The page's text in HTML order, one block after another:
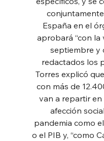
España en el
aprobará “con la
septiembre y
redactados los
Torres explicó
con más de
van a repartir en
afección
pandemia como
o el PIB y, “como